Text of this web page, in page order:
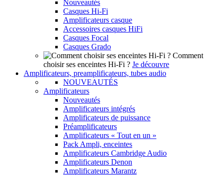
Nouveautés
Casques Hi-Fi
Amplificateurs casque
Accessoires casques HiFi
Casques Focal
Casques Grado
Comment
choisir ses enceintes Hi-Fi ? Je découvre
Amplificateurs, preamplificateurs, tubes audio
NOUVEAUTÉS
Amplificateurs
Nouveautés
Amplificateurs intégrés
Amplificateurs de puissance
Préamplificateurs
Amplificateurs « Tout en un »
Pack Ampli, enceintes
Amplificateurs Cambridge Audio
Amplificateurs Denon
Amplificateurs Marantz